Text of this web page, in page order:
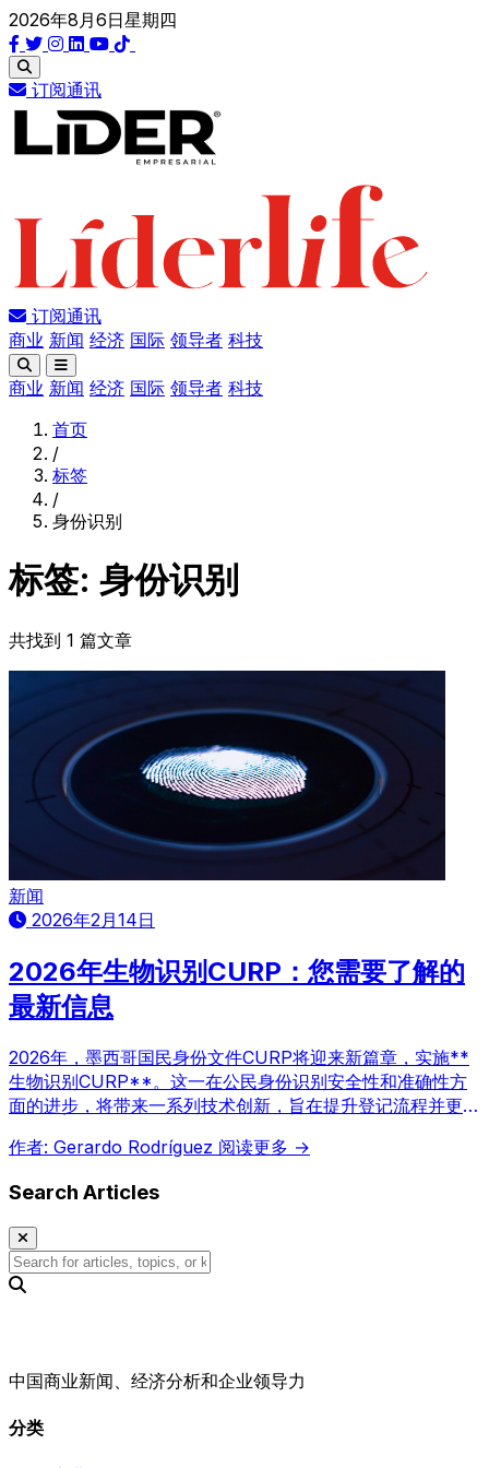
2026年8月6日星期四
订阅通讯
订阅通讯
商业 新闻 经济 国际 领导者 科技
商业 新闻 经济 国际 领导者 科技
首页
/
标签
/
身份识别
标签: 身份识别
共找到 1 篇文章
新闻
2026年2月14日
2026年生物识别CURP：您需要了解的
最新信息
2026年，墨西哥国民身份文件CURP将迎来新篇章，实施**
生物识别CURP**。这一在公民身份识别安全性和准确性方
面的进步，将带来一系列技术创新，旨在提升登记流程并更高
作者: Gerardo Rodríguez 阅读更多 →
Search Articles
中国商业新闻、经济分析和企业领导力
分类